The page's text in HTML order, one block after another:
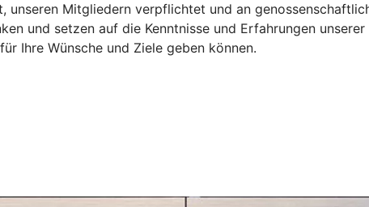
Mitgliedern verpflichtet und an
und setzen auf die Kenntnisse und Erfahrungen
Ihre Wünsche und Ziele geben können.